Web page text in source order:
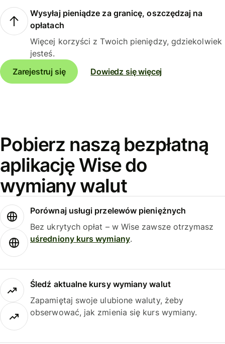
Wysyłaj pieniądze za granicę, oszczędzaj na
opłatach
Więcej korzyści z Twoich pieniędzy, gdziekolwiek
jesteś.
Zarejestruj się
Dowiedz się więcej
Pobierz naszą bezpłatną
aplikację Wise do
wymiany walut
Porównaj usługi przelewów pieniężnych
Bez ukrytych opłat – w Wise zawsze otrzymasz
uśredniony kurs wymiany.
Śledź aktualne kursy wymiany walut
Zapamiętaj swoje ulubione waluty, żeby
obserwować, jak zmienia się kurs wymiany.